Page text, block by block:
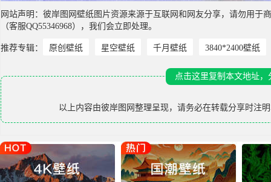
网站声明：彼岸图网壁纸图片资源来源于互联网和网友分享，请勿用
（客服QQ55346968），我们会立即处理。
推荐专辑： 原创壁纸 星空壁纸 千月壁纸 3840*2400壁纸
点击这里复制本文地址
以上内容由彼岸图网 整理呈现，请务必在转载分享时注